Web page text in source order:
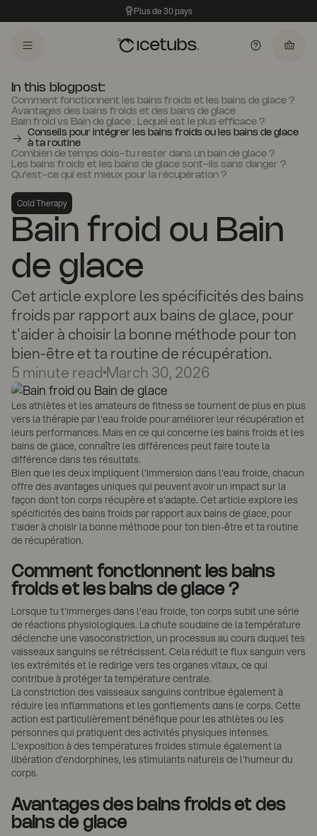
Plus de 30 pays
In this blogpost:
Comment fonctionnent les bains froids et les bains de glace ?
Avantages des bains froids et des bains de glace
Bain froid vs Bain de glace : Lequel est le plus efficace ?
Conseils pour intégrer les bains froids ou les bains de glace
à ta routine
Combien de temps dois-tu rester dans un bain de glace ?
Les bains froids et les bains de glace sont-ils sans danger ?
Qu'est-ce qui est mieux pour la récupération ?
Cold Therapy
Bain froid ou Bain
de glace
Cet article explore les spécificités des bains
froids par rapport aux bains de glace, pour
t'aider à choisir la bonne méthode pour ton
bien-être et ta routine de récupération.
5 minute readMarch 30, 2026
Les athlètes et les amateurs de fitness se tournent de plus en plus
vers la thérapie par l'eau froide pour améliorer leur récupération et
leurs performances. Mais en ce qui concerne les bains froids et les
bains de glace, connaître les différences peut faire toute la
différence dans tes résultats.
Bien que les deux impliquent l'immersion dans l'eau froide, chacun
offre des avantages uniques qui peuvent avoir un impact sur la
façon dont ton corps récupère et s'adapte. Cet article explore les
spécificités des bains froids par rapport aux bains de glace, pour
t'aider à choisir la bonne méthode pour ton bien-être et ta routine
de récupération.
Comment fonctionnent les bains
froids et les bains de glace ?
Lorsque tu t'immerges dans l'eau froide, ton corps subit une série
de réactions physiologiques. La chute soudaine de la température
déclenche une vasoconstriction, un processus au cours duquel tes
vaisseaux sanguins se rétrécissent. Cela réduit le flux sanguin vers
les extrémités et le redirige vers tes organes vitaux, ce qui
contribue à protéger ta température centrale.
La constriction des vaisseaux sanguins contribue également à
réduire les inflammations et les gonflements dans le corps. Cette
action est particulièrement bénéfique pour les athlètes ou les
personnes qui pratiquent des activités physiques intenses.
L'exposition à des températures froides stimule également la
libération d'endorphines, les stimulants naturels de l'humeur du
corps.
Avantages des bains froids et des
bains de glace